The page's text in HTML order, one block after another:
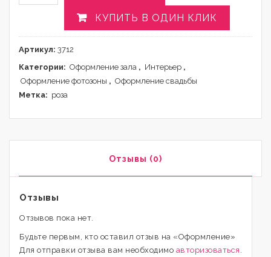
КУПИТЬ В ОДИН КЛИК
Артикул: 3712
Категории: Оформление зала , Интерьер ,
Оформление фотозоны , Оформление свадьбы
Метка: роза
Отзывы (0)
Отзывы
Отзывов пока нет.
Будьте первым, кто оставил отзыв на «Оформление»
Для отправки отзыва вам необходимо авторизоваться .